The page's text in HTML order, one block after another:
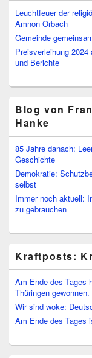
Leuchtfeuer der
Amnon Orbach
Gemeinde
Preisverleihung
und Berichte
Blog von
Hanke
85 Jahre danach:
Geschichte
Demokratie:
selbst
Immer noch aktuell:
zu gebrauchen
Kraftposts:
Am Ende des Tages
Thüringen gewonnen.
Wir sind woke:
Am Ende des Tages